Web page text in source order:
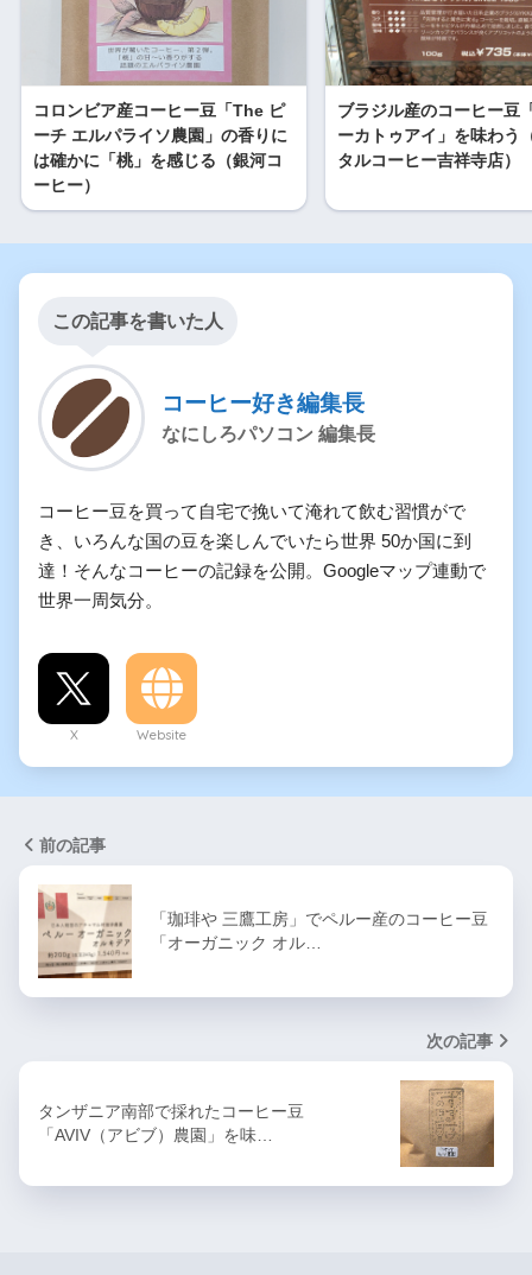
コロンビア産コーヒー豆「The ピ
ーチ エルパライソ農園」の香りに
は確かに「桃」を感じる（銀河コ
ーヒー）
ブラジル産のコーヒー豆
ーカトゥアイ」を味わう
タルコーヒー吉祥寺店）
この記事を書いた人
コーヒー好き編集長
なにしろパソコン 編集長
コーヒー豆を買って自宅で挽いて淹れて飲む習慣がで
き、いろんな国の豆を楽しんでいたら世界 50か国に到
達！そんなコーヒーの記録を公開。Googleマップ連動で
世界一周気分。
X Website
前の記事
「珈琲や 三鷹工房」でペルー産のコーヒー豆
「オーガニック オル…
次の記事
タンザニア南部で採れたコーヒー豆
「AVIV（アビブ）農園」を味…